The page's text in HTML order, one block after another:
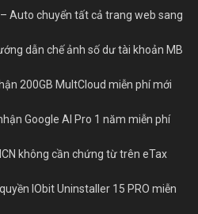
Auto chuyển tất cả trang web sang
dẫn chế ảnh số dư tài khoản MB
200GB MultCloud miễn phí mới
Google AI Pro 1 năm miễn phí
không cần chứng từ trên eTax
IObit Uninstaller 15 PRO miễn